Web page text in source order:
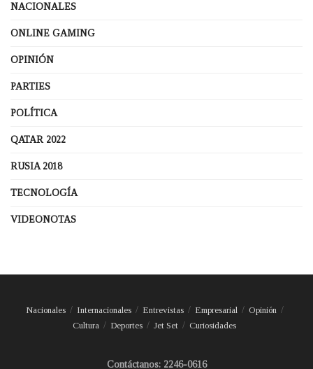
NACIONALES
ONLINE GAMING
OPINIÓN
PARTIES
POLÍTICA
QATAR 2022
RUSIA 2018
TECNOLOGÍA
VIDEONOTAS
Nacionales Internacionales Entrevistas Empresarial
Opinión
Cultura
Deportes Jet Set Curiosidades
Contáctanos: 2246-0616